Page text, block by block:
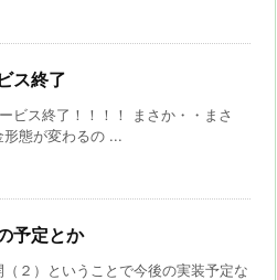
ス終了
ビス終了！！！！ まさか・・まさ
形態が変わるの ...
予定とか
（２）ということで今後の実装予定な